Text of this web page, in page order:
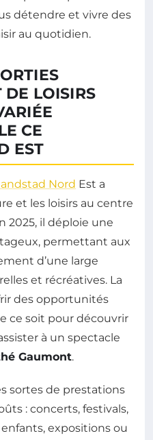
DE LOISIRS
CE
EST
Nord Est a
et les loisirs au centre
2025, il déploie une
permettant aux
d’une large
et récréatives. La
des opportunités
ce soit pour découvrir
à un spectacle
Gaumont.
sortes de prestations
: concerts, festivals,
expositions ou